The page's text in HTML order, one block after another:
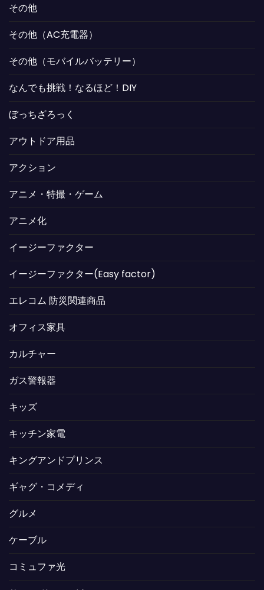
その他
その他（AC充電器）
その他（モバイルバッテリー）
なんでも挑戦！なるほど！DIY
ぼっちざろっく
アウトドア用品
アクション
アニメ・特撮・ゲーム
アニメ化
イージーファクター
イージーファクター(Easy factor)
エレコム 防災関連商品
オフィス家具
カルチャー
ガス警報器
キッズ
キッチン家電
キングアンドプリンス
ギャグ・コメディ
グルメ
ケーブル
コミュファ光